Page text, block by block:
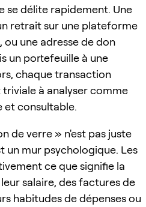
se délite rapidement. Une
retrait sur une plateforme
ou une adresse de don
un portefeuille à une
chaque transaction
à analyser comme
et consultable.
de verre » n'est pas juste
un mur psychologique. Les
ce que signifie la
salaire, des factures de
habitudes de dépenses ou